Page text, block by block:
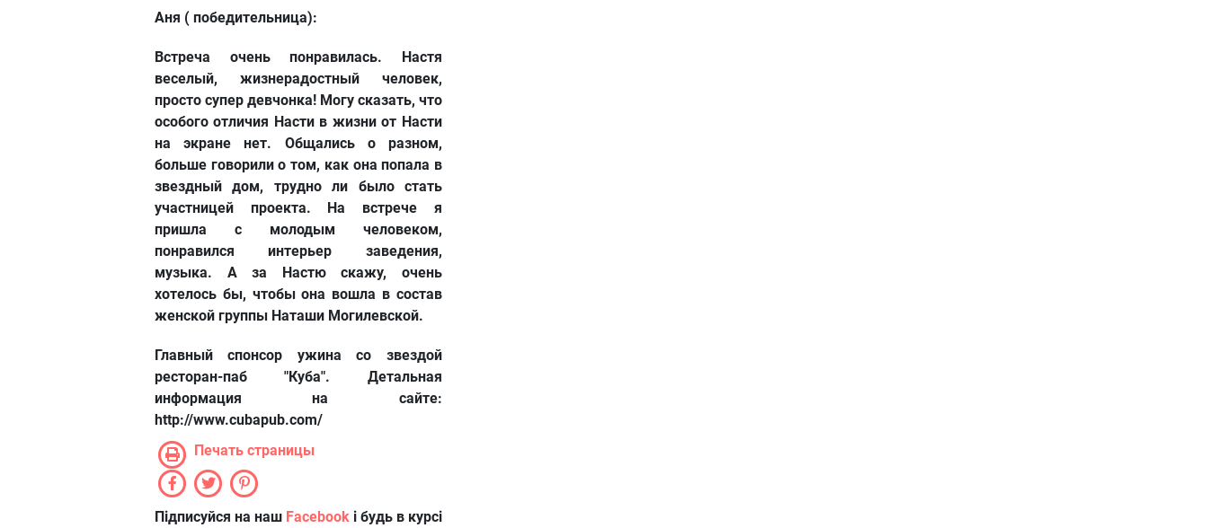
Аня ( победительница):
Встреча очень понравилась. Настя
веселый, жизнерадостный человек,
просто супер девчонка! Могу сказать, что
особого отличия Насти в жизни от Насти
на экране нет. Общались о разном,
больше говорили о том, как она попала в
звездный дом, трудно ли было стать
участницей проекта. На встрече я
пришла с молодым человеком,
понравился интерьер заведения,
музыка. А за Настю скажу, очень
хотелось бы, чтобы она вошла в состав
женской группы Наташи Могилевской.
Главный спонсор ужина со звездой
ресторан-паб "Куба". Детальная
информация на сайте:
http://www.cubapub.com/
Печать страницы
Підписуйся на наш Facebook і будь в курсі